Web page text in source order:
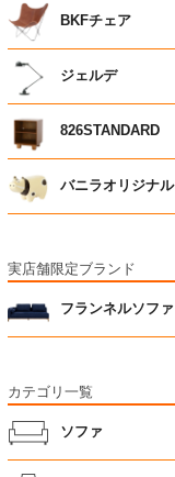
BKFチェア
ジェルデ
826STANDARD
バニラオリジナル
実店舗限定ブランド
フランネルソファ
カテゴリ一覧
ソファ